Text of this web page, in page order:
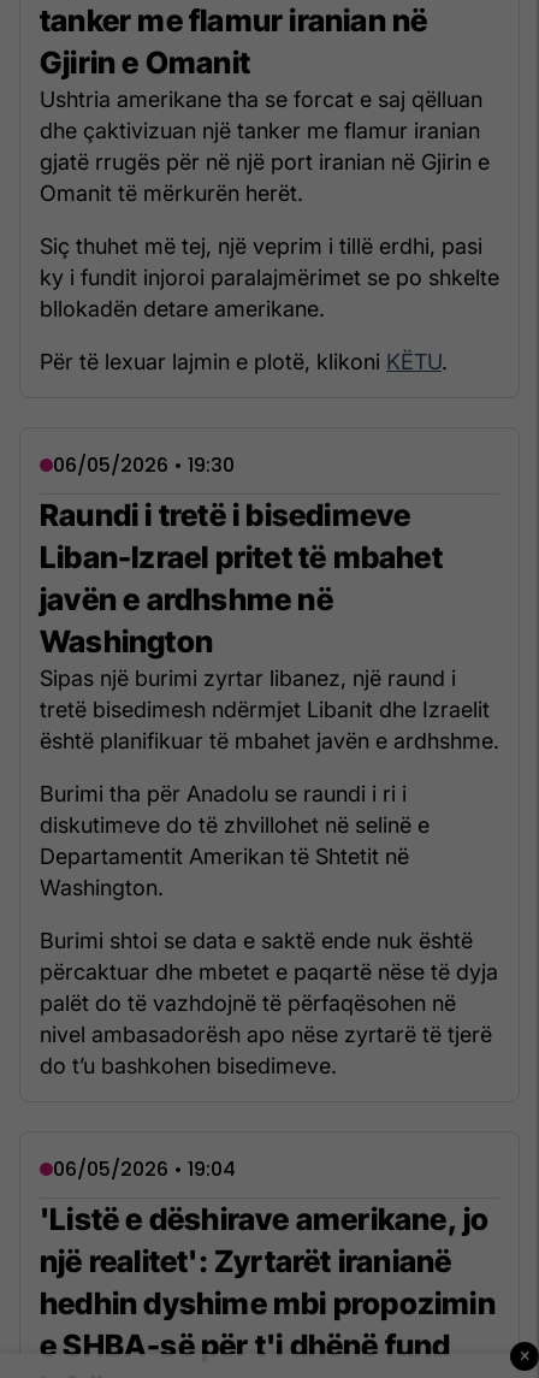
tanker me flamur iranian në
Gjirin e Omanit
Ushtria amerikane tha se forcat e saj qëlluan
dhe çaktivizuan një tanker me flamur iranian
gjatë rrugës për në një port iranian në Gjirin e
Omanit të mërkurën herët.
Siç thuhet më tej, një veprim i tillë erdhi, pasi
ky i fundit injoroi paralajmërimet se po shkelte
bllokadën detare amerikane.
Për të lexuar lajmin e plotë, klikoni KËTU.
06/05/2026 • 19:30
Raundi i tretë i bisedimeve
Liban-Izrael pritet të mbahet
javën e ardhshme në
Washington
Sipas një burimi zyrtar libanez, një raund i
tretë bisedimesh ndërmjet Libanit dhe Izraelit
është planifikuar të mbahet javën e ardhshme.
Burimi tha për Anadolu se raundi i ri i
diskutimeve do të zhvillohet në selinë e
Departamentit Amerikan të Shtetit në
Washington.
Burimi shtoi se data e saktë ende nuk është
përcaktuar dhe mbetet e paqartë nëse të dyja
palët do të vazhdojnë të përfaqësohen në
nivel ambasadorësh apo nëse zyrtarë të tjerë
do t’u bashkohen bisedimeve.
06/05/2026 • 19:04
'Listë e dëshirave amerikane, jo
një realitet': Zyrtarët iranianë
hedhin dyshime mbi propozimin
e SHBA-së për t'i dhënë fund
×